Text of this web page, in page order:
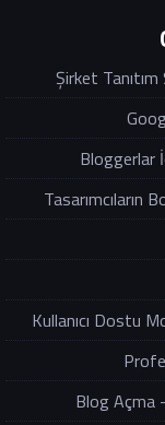
Şirket
Bloggerlar
Tasarımcıların
Kullanıcı Dostu
Blog Açma